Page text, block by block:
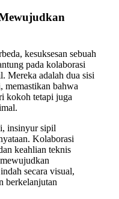
kesuksesan sebuah
pada kolaborasi
Mereka adalah dua sisi
memastikan bahwa
kokoh tetapi juga
insinyur sipil
Kolaborasi
keahlian teknis
secara visual,
berkelanjutan